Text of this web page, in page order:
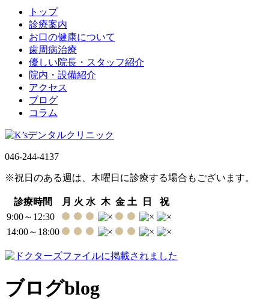
トップ
診療案内
お口の健康について
歯周病治療
優しい院長・スタッフ紹介
院内・設備紹介
アクセス
ブログ
コラム
046-244-4137
※祝日のある週は、木曜日に診療する場合もございます。
診療時間 月 火 水 木 金 土 日
祝
9:00～12:30
14:00～18:00
ブログblog